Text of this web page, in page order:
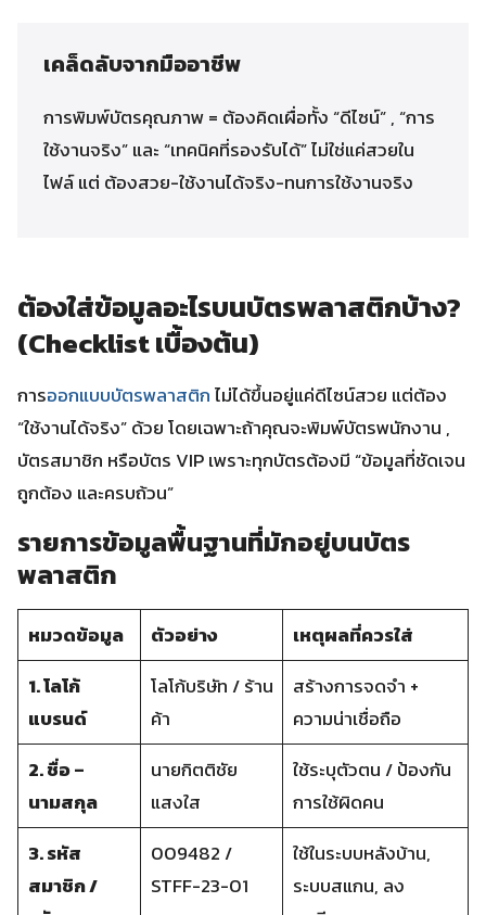
เคล็ดลับจากมืออาชีพ
การพิมพ์บัตรคุณภาพ = ต้องคิดเผื่อทั้ง “ดีไซน์” , “การ
ใช้งานจริง” และ “เทคนิคที่รองรับได้” ไม่ใช่แค่สวยใน
ไฟล์ แต่ ต้องสวย-ใช้งานได้จริง-ทนการใช้งานจริง
ต้องใส่ข้อมูลอะไรบนบัตรพลาสติกบ้าง?
(Checklist เบื้องต้น)
การออกแบบบัตรพลาสติกไม่ได้ขึ้นอยู่แค่ดีไซน์สวย แต่ต้อง
“ใช้งานได้จริง” ด้วย โดยเฉพาะถ้าคุณจะพิมพ์บัตรพนักงาน ,
บัตรสมาชิก หรือบัตร VIP เพราะทุกบัตรต้องมี “ข้อมูลที่ชัดเจน
ถูกต้อง และครบถ้วน”
รายการข้อมูลพื้นฐานที่มักอยู่บนบัตร
พลาสติก
หมวดข้อมูล ตัวอย่าง
เหตุผลที่ควรใส่
1. โลโก้
แบรนด์
โลโก้บริษัท / ร้าน
ค้า
สร้างการจดจำ +
ความน่าเชื่อถือ
2. ชื่อ –
นามสกุล
นายกิตติชัย
แสงใส
ใช้ระบุตัวตน / ป้องกัน
การใช้ผิดคน
3. รหัส
สมาชิก /
009482 /
STFF-23-01
ใช้ในระบบหลังบ้าน,
ระบบสแกน, ลง